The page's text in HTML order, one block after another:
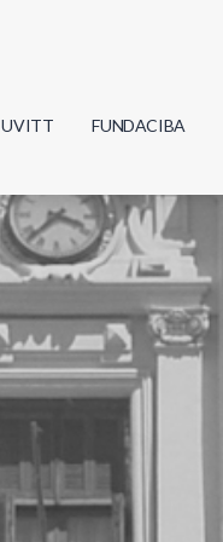
UVITT FUNDACIBA